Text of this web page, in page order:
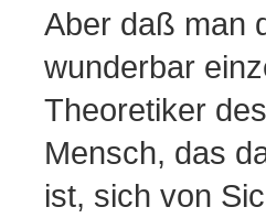
Aber daß man
wunderbar
Theoretiker
Mensch, das
ist, sich von